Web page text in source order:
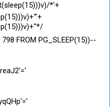
*'+
FROM PG_SLEEP(15))--